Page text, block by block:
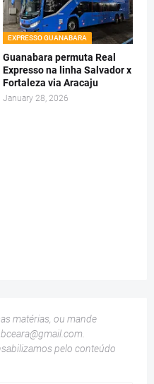
EXPRESSO GUANABARA
Guanabara permuta Real
Expresso na linha Salvador x
Fortaleza via Aracaju
January 28, 2026
matérias, ou mande
pelo conteúdo